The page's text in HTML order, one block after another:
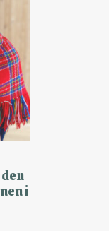
i